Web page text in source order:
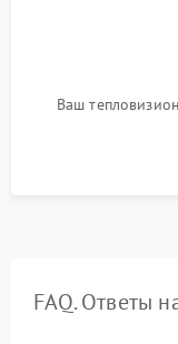
Ваш
FAQ. Ответы